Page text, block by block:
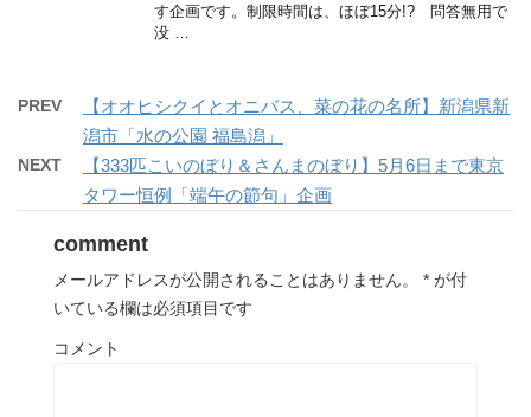
す企画です。制限時間は、ほぼ15分!? 問答無用で
没 …
PREV
【オオヒシクイとオニバス、菜の花の名所】新潟県新
潟市「水の公園 福島潟」
NEXT
【333匹こいのぼり＆さんまのぼり】5月6日まで東京
タワー恒例「端午の節句」企画
comment
メールアドレスが公開されることはありません。 * が付
いている欄は必須項目です
コメント